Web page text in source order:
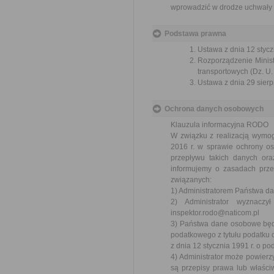
wprowadzić w drodze
Podstawa prawna
Ustawa z dnia 12
Rozporządzenie
transportowych (Dz.
Ustawa z dnia 29
Ochrona danych osobowych
Klauzula informacyjna RODO
W związku z realizacją
2016 r. w sprawie ochrony
przepływu takich danych
informujemy o zasadach
związanych:
1) Administratorem Państwa
2) Administrator
inspektor.rodo@naticom.pl
3) Państwa dane osobowe
podatkowego z tytułu
z dnia 12 stycznia 1991 r. o
4) Administrator może
są przepisy prawa lub